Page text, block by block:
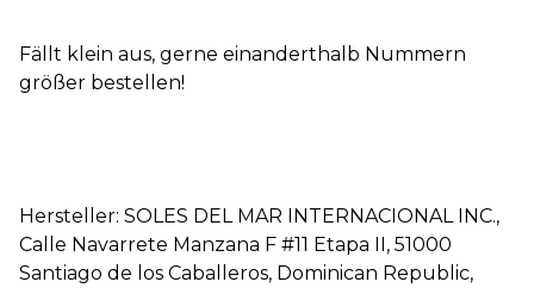
Fällt klein aus, gerne einanderthalb Nummern
größer bestellen!
Hersteller: SOLES DEL MAR INTERNACIONAL INC.,
Calle Navarrete Manzana F #11 Etapa II, 51000
Santiago de los Caballeros, Dominican Republic,